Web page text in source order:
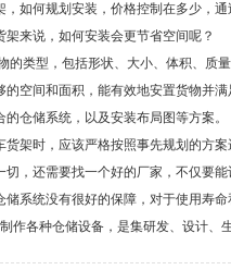
，如何规划安装，价格控制在多少，
架来说，如何安装会更节省空间呢？
类型，包括形状、大小、体积、质
的空间和面积，能有效地安置货物并
仓储系统，以及安装布局图等方案。
货架时，应该严格按照事先规划的方案
切，还需要找一个好的厂家，不仅要
储系统没有很好的保障，对于使用寿命
各种仓储设备，是集研发、设计、